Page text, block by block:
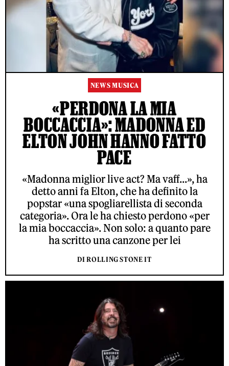
NEWS MUSICA
«PERDONA LA MIA
BOCCACCIA»: MADONNA ED
ELTON JOHN HANNO FATTO
PACE
«Madonna miglior live act? Ma vaff...», ha
detto anni fa Elton, che ha definito la
popstar «una spogliarellista di seconda
categoria». Ora le ha chiesto perdono «per
la mia boccaccia». Non solo: a quanto pare
ha scritto una canzone per lei
DI ROLLING STONE IT